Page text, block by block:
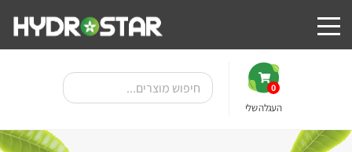
0
העגלה שלי